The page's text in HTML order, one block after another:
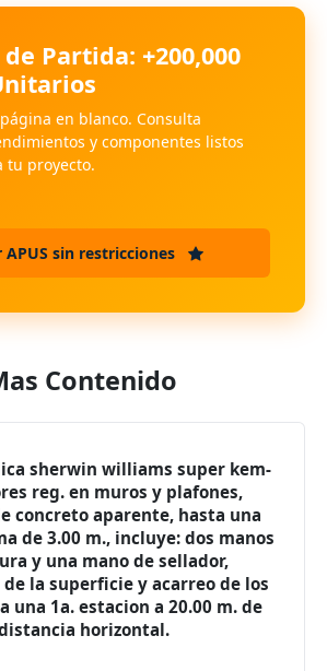
Partida: +200,000
en blanco. Consulta
y componentes listos
tu proyecto.
APUS sin restricciones
Contenido
sherwin williams super kem-
reg. en muros y plafones,
concreto aparente, hasta una
de 3.00 m., incluye: dos manos
y una mano de sellador,
la superficie y acarreo de los
una 1a. estacion a 20.00 m. de
horizontal.